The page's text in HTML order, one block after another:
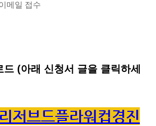
메일 접수
(아래 신청서 글을 클릭하세
저브드플라워컵경진